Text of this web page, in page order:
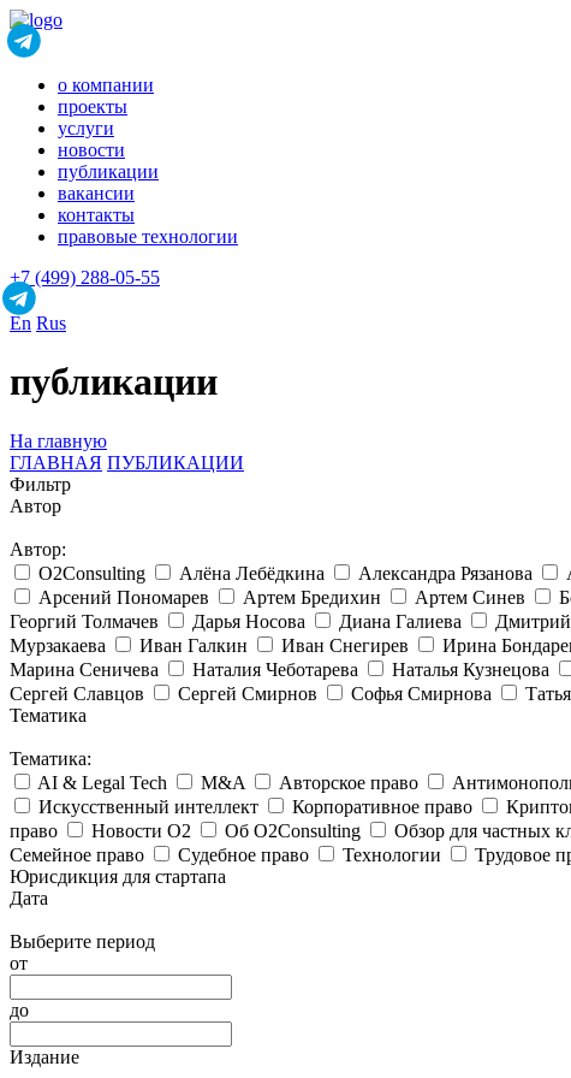
о компании
проекты
услуги
новости
публикации
вакансии
контакты
правовые технологии
+7 (499) 288-05-55
En Rus
публикации
На главную
ГЛАВНАЯ ПУБЛИКАЦИИ
Фильтр
Автор
Автор:
O2Consulting
Алёна Лебёдкина Александра Рязанова
Арсений Пономарев
Артем Бредихин Артем Синев
Георгий Толмачев
Дарья Носова Диана Галиева
Мурзакаева
Иван Галкин Иван Снегирев Ирина
Марина Сеничева
Наталия Чеботарева Наталья Кузнецова
Сергей Славцов
Сергей Смирнов Софья Смирнова
Тематика
Тематика:
AI & Legal Tech
M&A Авторское право
Искусственный интеллект
Корпоративное право
право
Новости O2 Об O2Consulting Обзор для частных
Семейное право
Судебное право Технологии Трудовое
Юрисдикция для стартапа
Дата
Выберите период
от
до
Издание